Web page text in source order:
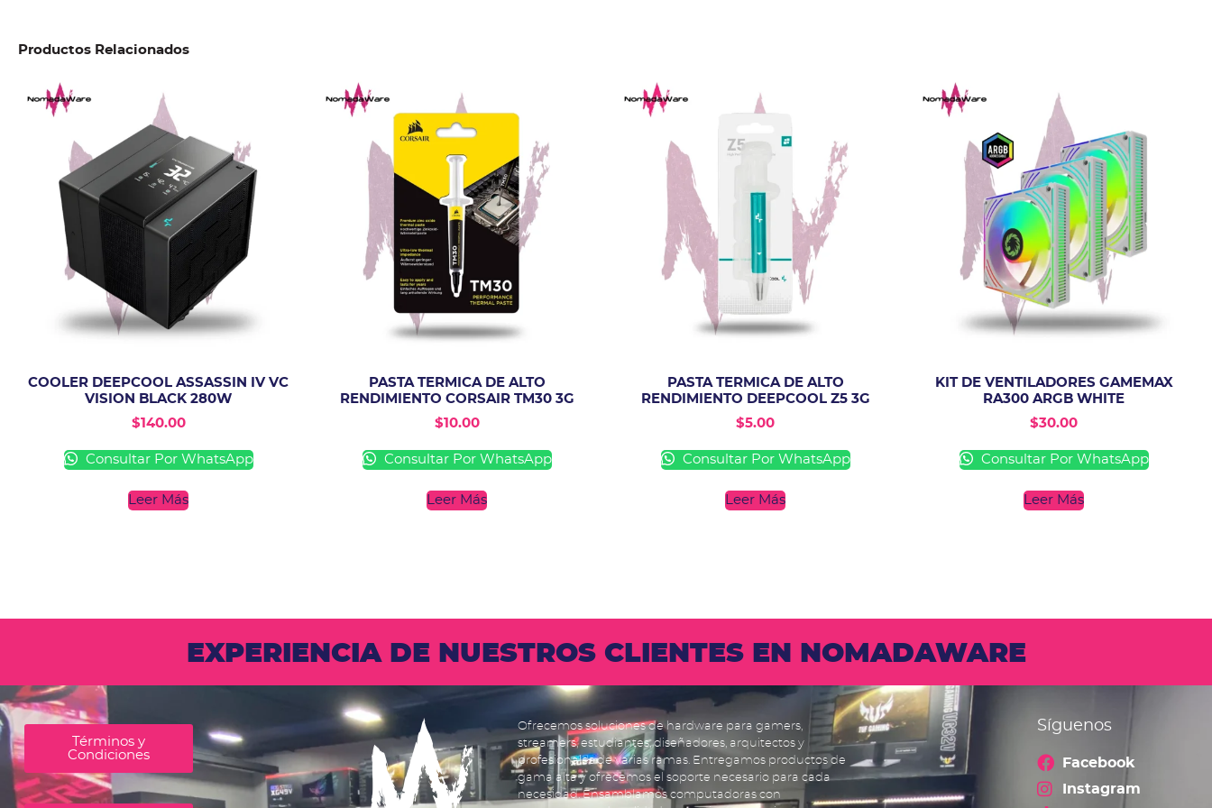
Productos Relacionados
COOLER DEEPCOOL ASSASSIN IV VC
VISION BLACK 280W
$140.00
Consultar Por WhatsApp
Leer Más
PASTA TERMICA DE ALTO
RENDIMIENTO CORSAIR TM30 3G
$10.00
Consultar Por WhatsApp
Leer Más
PASTA TERMICA DE ALTO
RENDIMIENTO DEEPCOOL Z5 3G
$5.00
Consultar Por WhatsApp
Leer Más
KIT DE VENTILADORES GAMEMAX
RA300 ARGB WHITE
$30.00
Consultar Por WhatsApp
Leer Más
EXPERIENCIA DE NUESTROS CLIENTES EN NOMADAWARE
Términos y
Condiciones
Ofrecemos soluciones de hardware para gamers,
streamers, estudiantes, diseñadores, arquitectos y
profesionales de varias ramas. Entregamos productos de
gama alta y ofrecemos el soporte necesario para cada
necesidad. Ensamblamos computadoras con
Síguenos
Facebook
Instagram